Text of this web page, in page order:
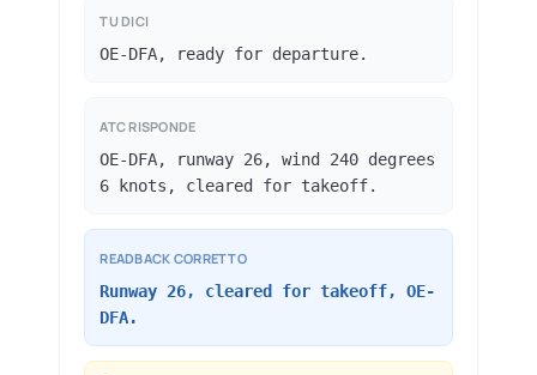
TU DICI
OE-DFA, ready for departure.
ATC RISPONDE
OE-DFA, runway 26, wind 240 degrees
6 knots, cleared for takeoff.
READBACK CORRETTO
Runway 26, cleared for takeoff, OE-
DFA.